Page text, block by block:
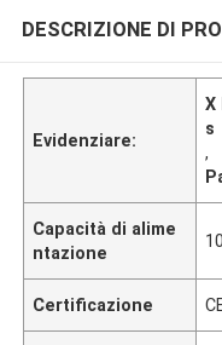
DESCRIZIONE DI
Evidenziare:
X
s
,
Capacità di alime
ntazione
Certificazione